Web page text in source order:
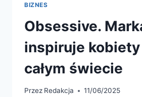
BIZNES
Obsessive.
inspiruje kobiety
całym świecie
Przez Redakcja 11/06/2025